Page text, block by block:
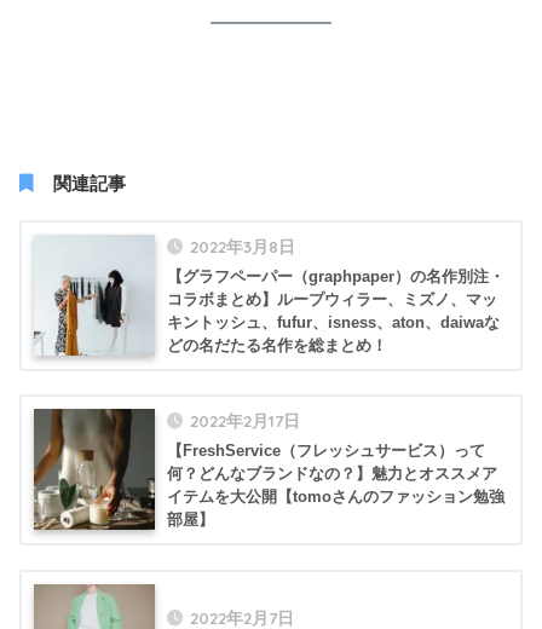
関連記事
2022年3月8日
【グラフペーパー（graphpaper）の名作別注・
コラボまとめ】ループウィラー、ミズノ、マッ
キントッシュ、fufur、isness、aton、daiwaな
どの名だたる名作を総まとめ！
2022年2月17日
【FreshService（フレッシュサービス）って
何？どんなブランドなの？】魅力とオススメア
イテムを大公開【tomoさんのファッション勉強
部屋】
2022年2月7日